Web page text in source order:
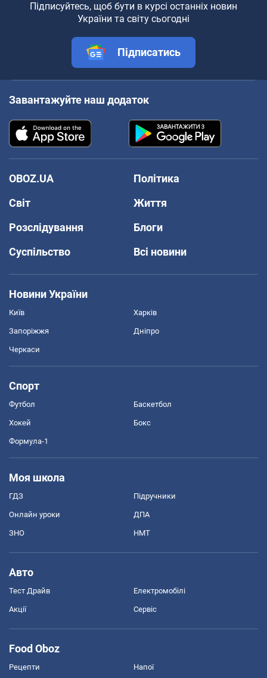
Підписуйтесь, щоб бути в курсі останніх новин
України та світу сьогодні
Підписатись
Завантажуйте наш додаток
OBOZ.UA
Політика
Світ
Життя
Розслідування
Блоги
Суспільство
Всі новини
Новини України
Київ Харків
Запоріжжя Дніпро
Черкаси
Спорт
Футбол Баскетбол
Хокей Бокс
Формула-1
Моя школа
ГДЗ Підручники
Онлайн уроки ДПА
ЗНО НМТ
Авто
Тест Драйв Електромобілі
Акції Сервіс
Food Oboz
Рецепти Напої